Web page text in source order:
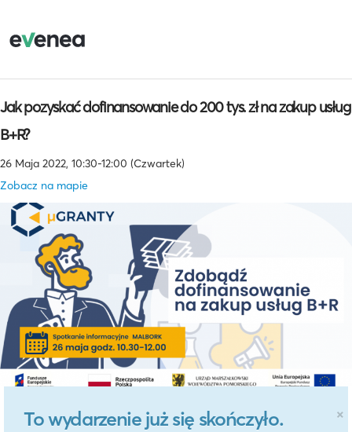
Jak pozyskać dofinansowanie do 200 tys. zł na zakup usług
B+R?
26 Maja 2022, 10:30-12:00 (Czwartek)
Zobacz na mapie
×
To wydarzenie już się skończyło.